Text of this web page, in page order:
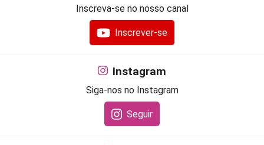
Inscreva-se no nosso canal
Inscrever-se
Instagram
Siga-nos no Instagram
Seguir